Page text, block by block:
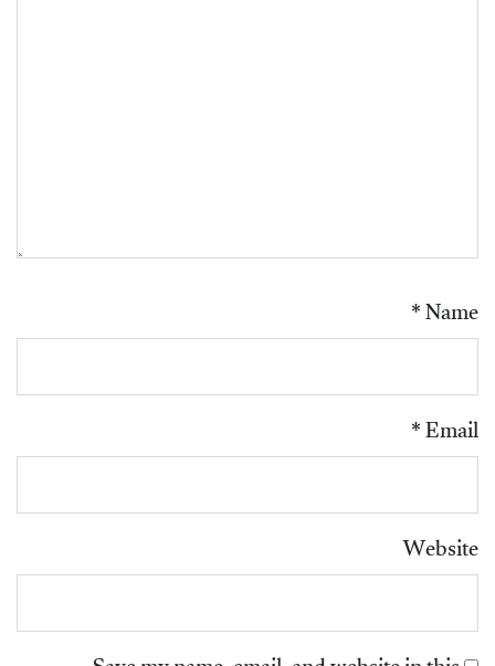
Name
*
Email
*
Website